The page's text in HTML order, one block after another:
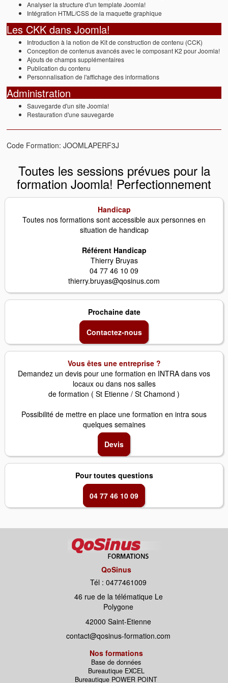
Analyser la structure d'un template Joomla!
Intégration HTML/CSS de la maquette graphique
Les CKK dans Joomla!
Introduction à la notion de Kit de construction de contenu (CCK)
Conception de contenus avancés avec le composant K2 pour Joomla!
Ajouts de champs supplémentaires
Publication du contenu
Personnalisation de l'affichage des informations
Administration
Sauvegarde d'un site Joomla!
Restauration d'une sauvegarde
Code Formation: JOOMLAPERF3J
Toutes les sessions prévues pour la
formation Joomla! Perfectionnement
Handicap
Toutes nos formations sont accessible aux personnes en
situation de handicap
Référent Handicap
Thierry Bruyas
04 77 46 10 09
thierry.bruyas@qosinus.com
Prochaine date
Contactez-nous
Vous êtes une entreprise ?
Demandez un devis pour une formation en INTRA dans vos
locaux ou dans nos salles
de formation ( St Etienne / St Chamond )
Possibilité de mettre en place une formation en intra sous
quelques semaines
Devis
Pour toutes questions
04 77 46 10 09
QoSinus
Tél : 0477461009
46 rue de la télématique Le
Polygone
42000 Saint-Etienne
contact@qosinus-formation.com
Nos formations
Base de données
Bureautique EXCEL
Bureautique POWER POINT